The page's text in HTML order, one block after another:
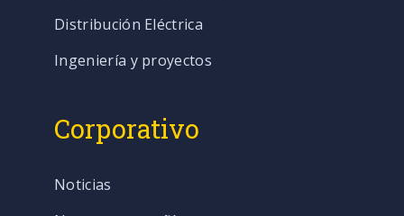
Distribución Eléctrica
Ingeniería y proyectos
Corporativo
Noticias